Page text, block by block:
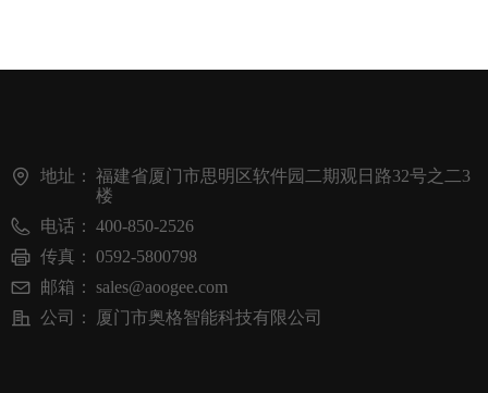
地址： 福建省厦门市思明区软件园二期观日路32号之二3
楼
电话： 400-850-2526
传真： 0592-5800798
邮箱： sales@aoogee.com
公司：
厦门市奥格智能科技有限公司